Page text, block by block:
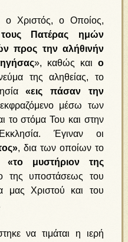
ο Χριστός, ο Οποίος,
Πατέρας ημών
προς την αλήθινήν
», καθώς και ο
της αληθείας, το
«εις πάσαν την
μέσω των
το στόμα Του και στην
Έγιναν οι
, δια των οποίων το
«το μυστήριον της
της υποστάσεως του
μας Χριστού και του
να τιμάται η ιερή